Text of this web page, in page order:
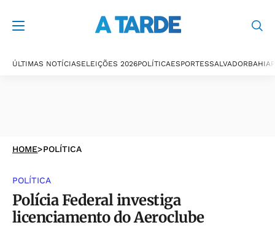
ÚLTIMAS NOTÍCIASELEIÇÕES 2026POLÍTICAESPORTESSALVADORBAHIA
HOME>POLÍTICA
POLÍTICA
Polícia Federal investiga
licenciamento do Aeroclube